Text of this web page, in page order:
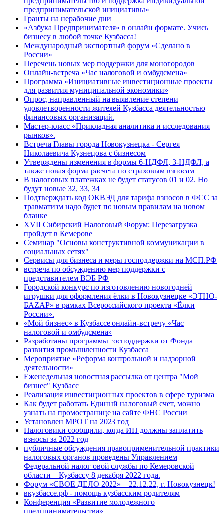
предпринимательской инициативы»
Гранты на нерабочие дни
«Азбука Предпринимателя» в онлайн формате. Учись
бизнесу в любой точке Кузбасса!
Международный экспортный форум «Сделано в
России»
Перечень новых мер поддержки для моногородов
Онлайн-встреча «Час налоговой и омбудсмена»
Программа «Инициативные инвестиционные проекты
для развития муниципальной экономики»
Опрос, направленный на выявление степени
удовлетворенности жителей Кузбасса деятельностью
финансовых организаций.
Мастер-класс «Прикладная аналитика и исследования
рынков».
Встреча Главы города Новокузнецка - Сергея
Николаевича Кузнецова с бизнесом
Утверждены изменения в формы 6-НДФЛ, 3-НДФЛ, а
также новая форма расчета по страховым взносам
В налоговых платежках не будет статусов 01 и 02. Но
будут новые 32, 33, 34
Подтверждать код ОКВЭД для тарифа взносов в ФСС за
травматизм надо будет по новым правилам на новом
бланке
XVII Сибирский Налоговый Форум: Перезагрузка
пройдет в Кемерове
Семинар "Основы конструктивной коммуникации в
социальных сетях"
Сервисы для бизнеса и меры господдержки на МСП.РФ
встреча по обсуждению мер поддержки с
представителем ВЭБ РФ
Городской конкурс по изготовлению новогодней
игрушки для оформления ёлки в Новокузнецке «ЭТНО-
БАZАР» в рамках Всероссийского проекта «Ёлки
России».
«Мой бизнес» в Кузбассе онлайн-встречу «Час
налоговой и омбудсмена»
Разработаны программы господдержки от Фонда
развития промышленности Кузбасса
Мероприятие «Реформа контрольной и надзорной
деятельности»
Еженедельная новостная рассылка от центра "Мой
бизнес" Кузбасс
Реализация инвестиционных проектов в сфере туризма
Как будет работать Единый налоговый счет, можно
узнать на промостранице на сайте ФНС России
Установлен МРОТ на 2023 год
Налоговики сообщили, когда ИП должны заплатить
взносы за 2022 год
публичные обсуждения правоприменительной практики
налоговых органов проведены Управлением
Федеральной налог овой службы по Кемеровской
области – Кузбассу 8 декабря 2022 года.
Форум «СВОЕ ДЕЛО 2022» – 22.12.22, г. Новокузнецк!
вкузбассе.рф - помощь кузбасским родителям
Конференция «Развитие молодежного
предпринимательства»